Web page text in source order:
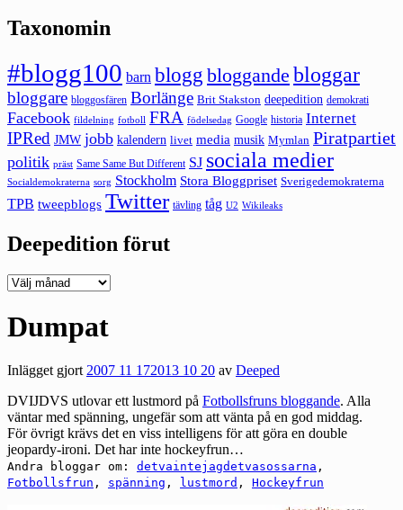
Taxonomin
#blogg100 barn blogg bloggande bloggar
bloggare bloggosfären Borlänge Brit Stakston deepedition demokrati
Facebook fildelning fotboll FRA födelsedag Google historia Internet
IPRed JMW jobb kalendern livet media musik Mymlan Piratpartiet
politik präst Same Same But Different SJ sociala medier
Socialdemokraterna sorg Stockholm Stora Bloggpriset Sverigedemokraterna
TPB tweepblogs Twitter tävling tåg U2 Wikileaks
Deepedition förut
Deepedition
Dumpat
Inlägget gjort2007 11 172013 10 20 av Deeped
DVIJDVS utlovarett lustmord på Fotbollsfruns bloggande. Alla
väntar med spänning, ungefär som att vänta på en god middag.
För övrigt krävs det en viss intelligens för att göra en double
jeopardy-ironi. Det har inte hockeyfrun…
Andra bloggar om: detvaintejagdetvasossarna ,
Fotbollsfrun , spänning , lustmord , Hockeyfrun